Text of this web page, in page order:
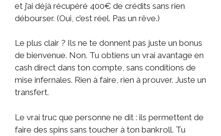
et j’ai déjà récupéré 400€ de crédits sans rien
débourser. (Oui, c’est réel. Pas un rêve.)
Le plus clair ? Ils ne te donnent pas juste un bonus
de bienvenue. Non. Tu obtiens un vrai avantage en
cash direct dans ton compte, sans conditions de
mise infernales. Rien à faire, rien à prouver. Juste un
transfert.
Le vrai truc que personne ne dit : ils permettent de
faire des spins sans toucher à ton bankroll. Tu